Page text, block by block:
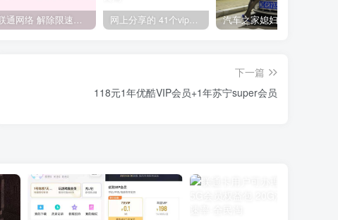
联通网络 解除限速方法参考！畅享、畅玩、老白干等及其它地区自测了 网上分享的 41个vip解析接口 有需要的拿去~ 免费看全网VIP会员视频
下一篇
118元1年优酷VIP会员+1年苏宁super会员